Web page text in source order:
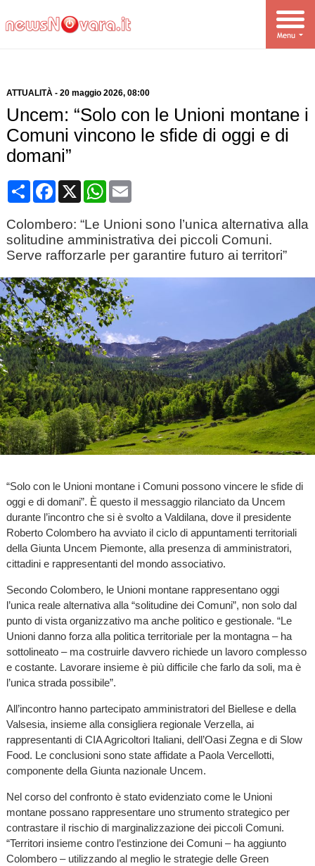
ATTUALITÀ- 20 maggio 2026, 08:00
Uncem: “Solo con le Unioni montane i
Comuni vincono le sfide di oggi e di
domani”
CondividiFacebook
X WhatsApp
Email
Colombero: “Le Unioni sono l’unica alternativa alla
solitudine amministrativa dei piccoli Comuni.
Serve rafforzarle per garantire futuro ai territori”
“Solo con le Unioni montane i Comuni possono vincere le sfide di
oggi e di domani”. È questo il messaggio rilanciato da Uncem
durante l’incontro che si è svolto a Valdilana, dove il presidente
Roberto Colombero ha avviato il ciclo di appuntamenti territoriali
della Giunta Uncem Piemonte, alla presenza di amministratori,
cittadini e rappresentanti del mondo associativo.
Secondo Colombero, le Unioni montane rappresentano oggi
l’unica reale alternativa alla “solitudine dei Comuni”, non solo dal
punto di vista organizzativo ma anche politico e gestionale. “Le
Unioni danno forza alla politica territoriale per la montagna – ha
sottolineato – ma costruirle davvero richiede un lavoro complesso
e costante. Lavorare insieme è più difficile che farlo da soli, ma è
l’unica strada possibile”.
All’incontro hanno partecipato amministratori del Biellese e della
Valsesia, insieme alla consigliera regionale Verzella, ai
rappresentanti di CIA Agricoltori Italiani, dell’Oasi Zegna e di Slow
Food. Le conclusioni sono state affidate a Paola Vercellotti,
componente della Giunta nazionale Uncem.
Nel corso del confronto è stato evidenziato come le Unioni
montane possano rappresentare uno strumento strategico per
contrastare il rischio di marginalizzazione dei piccoli Comuni.
“Territori insieme contro l’estinzione dei Comuni – ha aggiunto
Colombero – utilizzando al meglio le strategie delle Green